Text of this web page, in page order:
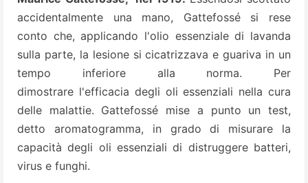
accidentalmente una mano, Gattefossé si rese
conto che, applicando l'olio essenziale di lavanda
sulla parte, la lesione si cicatrizzava e guariva in un
tempo inferiore alla norma. Per
dimostrare l'efficacia degli oli essenziali nella cura
delle malattie. Gattefossé mise a punto un test,
detto aromatogramma, in grado di misurare la
capacità degli oli essenziali di distruggere batteri,
virus e funghi.